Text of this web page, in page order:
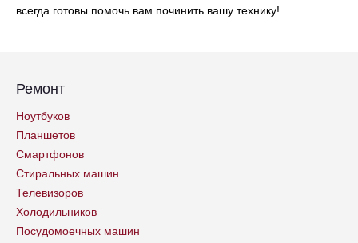
всегда готовы помочь вам починить вашу технику!
Ремонт
Ноутбуков
Планшетов
Смартфонов
Стиральных машин
Телевизоров
Холодильников
Посудомоечных машин